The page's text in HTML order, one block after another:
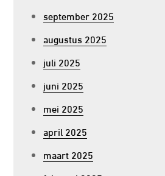
september 2025
augustus 2025
juli 2025
juni 2025
mei 2025
april 2025
maart 2025